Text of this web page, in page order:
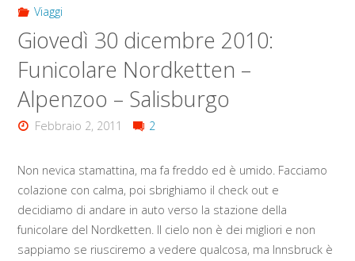
Viaggi
Giovedì 30 dicembre 2010:
Funicolare Nordketten –
Alpenzoo – Salisburgo
Febbraio 2, 2011 2
Non nevica stamattina, ma fa freddo ed è umido. Facciamo
colazione con calma, poi sbrighiamo il check out e
decidiamo di andare in auto verso la stazione della
funicolare del Nordketten. Il cielo non è dei migliori e non
sappiamo se riusciremo a vedere qualcosa, ma Innsbruck è